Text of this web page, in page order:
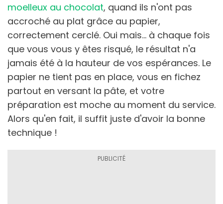
moelleux au chocolat, quand ils n'ont pas
accroché au plat grâce au papier,
correctement cerclé. Oui mais... à chaque fois
que vous vous y êtes risqué, le résultat n'a
jamais été à la hauteur de vos espérances. Le
papier ne tient pas en place, vous en fichez
partout en versant la pâte, et votre
préparation est moche au moment du service.
Alors qu'en fait, il suffit juste d'avoir la bonne
technique !